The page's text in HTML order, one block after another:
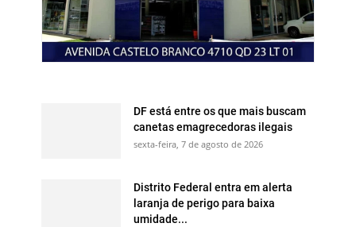
DF está entre os que mais buscam
canetas emagrecedoras ilegais
sexta-feira, 7 de agosto de 2026
Distrito Federal entra em alerta
laranja de perigo para baixa
umidade...